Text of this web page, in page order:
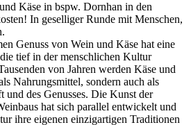
Käse in bspw. Dornhan in den
In geselliger Runde mit Menschen,
Genuss von Wein und Käse hat eine
tief in der menschlichen Kultur
von Jahren werden Käse und
Nahrungsmittel, sondern auch als
und des Genusses. Die Kunst der
hat sich parallel entwickelt und
ihre eigenen einzigartigen Traditionen